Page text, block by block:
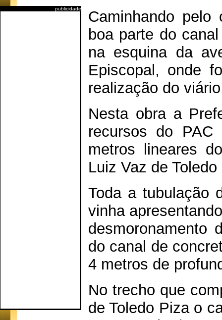
publicidade
Caminhando
boa parte do
na esquina da
Episcopal, onde
realização do
Nesta obra a
recursos do PAC
metros lineares
Luiz Vaz de
Toda a tubulação
vinha
desmoronamento
do canal de
4 metros de
No trecho que
de Toledo Piza o